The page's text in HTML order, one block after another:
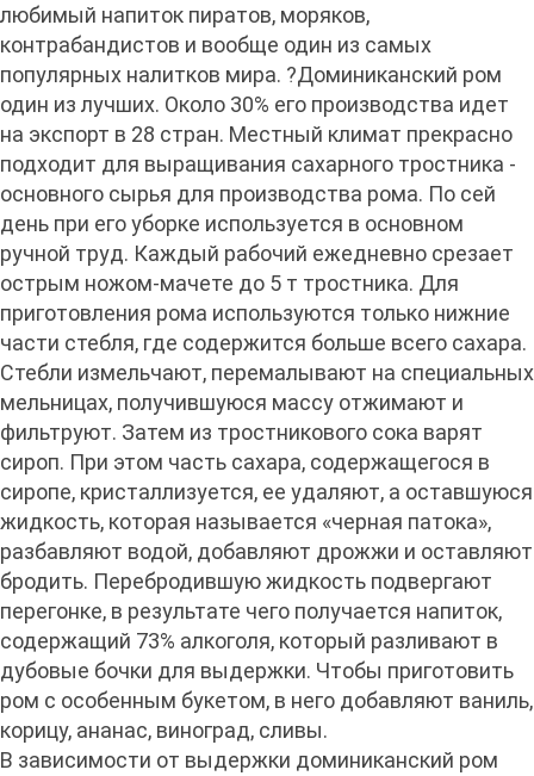
любимый напиток пиратов, моряков,
контрабандистов и вообще один из самых
популярных налитков мира. ?Доминиканский ром
один из лучших. Около 30% его производства идет
на экспорт в 28 стран. Местный климат прекрасно
подходит для выращивания сахарного тростника -
основного сырья для производства рома. По сей
день при его уборке используется в основном
ручной труд. Каждый рабочий ежедневно срезает
острым ножом-мачете до 5 т тростника. Для
приготовления рома используются только нижние
части стебля, где содержится больше всего сахара.
Стебли измельчают, перемалывают на специальных
мельницах, получившуюся массу отжимают и
фильтруют. Затем из тростникового сока варят
сироп. При этом часть сахара, содержащегося в
сиропе, кристаллизуется, ее удаляют, а оставшуюся
жидкость, которая называется «черная патока»,
разбавляют водой, добавляют дрожжи и оставляют
бродить. Перебродившую жидкость подвергают
перегонке, в результате чего получается напиток,
содержащий 73% алкоголя, который разливают в
дубовые бочки для выдержки. Чтобы приготовить
ром с особенным букетом, в него добавляют ваниль,
корицу, ананас, виноград, сливы.
В зависимости от выдержки доминиканский ром